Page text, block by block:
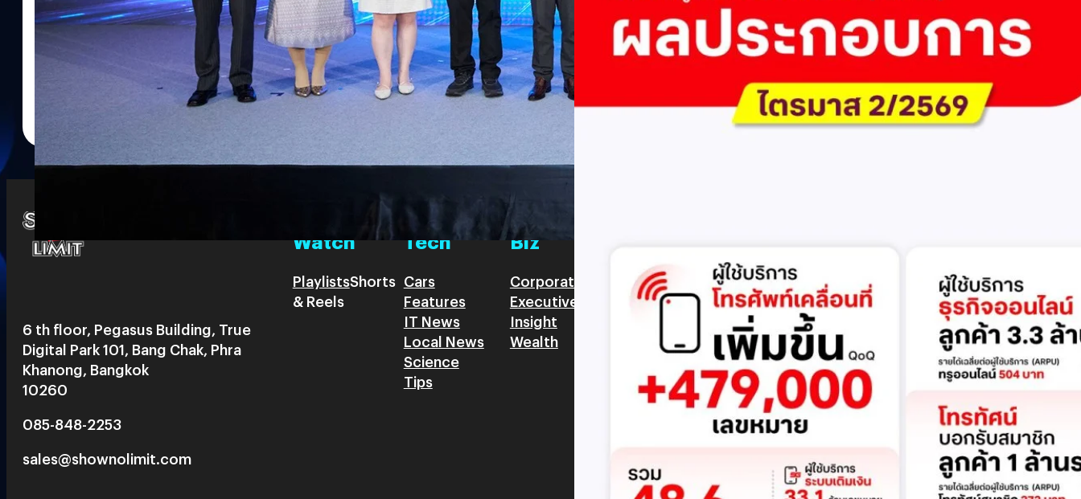
บริษัท ทรู คอร์ปอเรชั่น จำกัด (มหาชน) รายงานผลประกอบการประจำไตรมาส 2/2569 มีกำไรสุทธิหลังหัก
ภาษี 6.6 พันล้านบาท ทำกำไรต่อเนื่องเป็นไตรมาสที่ 6 พร้อมอนุมัติจ่ายเงินปันผลระหว่างกาลรวม 5.2 พันล้าน
บาท คิดเป็น 0.15 บาทต่อหุ้น โดยผลการดำเนินงานหลักได้รับปัจจัยหนุนจากการบริหารต้นทุนและการเติบโต
ของฐานผู้ใช้งาน ตัวชี้วัดทางการเงิน (Q2/2569)มูลค่า / สถิติการเปลี่ยนแปลง (YoY)การเปลี่ยนแปลง
(QoQ)รายได้จากการให้บริการ (ไม่รวม IC)4.14 หมื่นล้านบาท+0.8%+0.8%EBITDA2.83 หมื่นล้าน
บาท+13.5%+1.1%กำไรสุทธิหลังหักภาษี (NPAT)6.6 พันล้านบาท+3.2 เท่าทรงตัวอัตราส่วนหนี้สินสุทธิต่อ
EBITDA3.7 เท่า-0.3 เท่า-0.1 เท่า ปัจจัยขับเคลื่อนด้านฐานผู้ใช้และเทคโนโลยี ด้านปริมาณผู้ใช้งาน ไตรมาสนี้
ทีมคอนเทนต์ BT| 2 days ago
6 th floor, Pegasus Building, True
Digital Park 101, Bang Chak, Phra
Khanong, Bangkok
10260
085-848-2253
sales@shownolimit.com
Watch
PlaylistsShorts
& Reels
Tech
Cars
Features
IT News
Local News
Science
Tips
Biz
Corporate
Executive
Insight
Wealth
Articles
Game News
Environment
Health
People
Trends
Wellness
Facebook
YouTube